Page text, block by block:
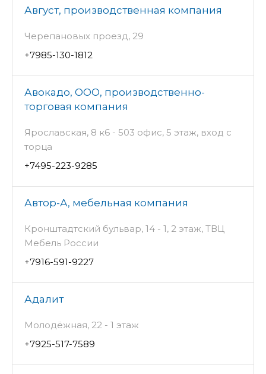
Август, производственная компания
Черепановых проезд, 29
+7985-130-1812
Авокадо, ООО, производственно-
торговая компания
Ярославская, 8 к6 - 503 офис, 5 этаж, вход с
торца
+7495-223-9285
Автор-А, мебельная компания
Кронштадтский бульвар, 14 - 1, 2 этаж, ТВЦ
Мебель России
+7916-591-9227
Адалит
Молодёжная, 22 - 1 этаж
+7925-517-7589